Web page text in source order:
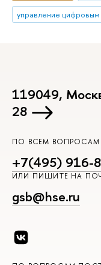
управление
119049,
28
ПО ВСЕМ ВОПРОСАМ
+7(495) 916-
ИЛИ ПИШИТЕ НА
gsb@hse.ru